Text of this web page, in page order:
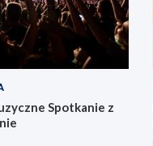
Spotkanie z